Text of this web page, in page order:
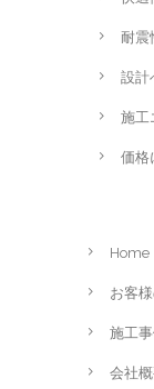
耐震
設計
施工
価格
Home
お客
施工
会社